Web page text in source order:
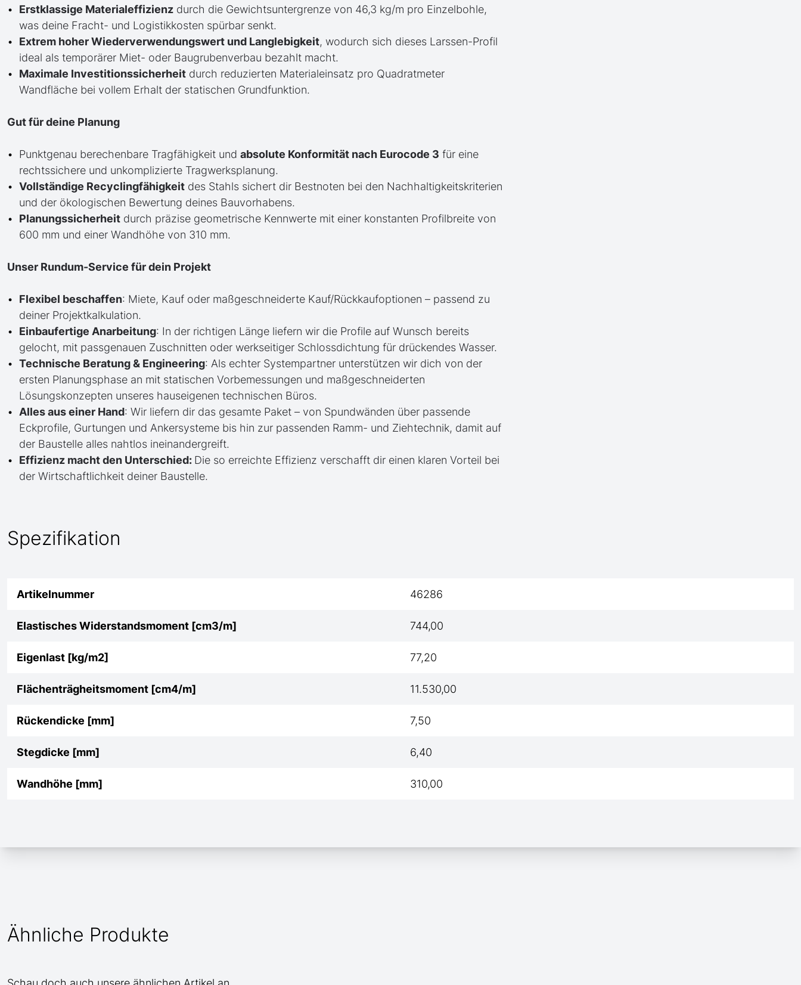
Erstklassige Materialeffizienz durch die Gewichtsuntergrenze von 46,3 kg/m pro Einzelbohle,
was deine Fracht- und Logistikkosten spürbar senkt.
Extrem hoher Wiederverwendungswert und Langlebigkeit, wodurch sich dieses Larssen-Profil
ideal als temporärer Miet- oder Baugrubenverbau bezahlt macht.
Maximale Investitionssicherheit durch reduzierten Materialeinsatz pro Quadratmeter
Wandfläche bei vollem Erhalt der statischen Grundfunktion.
Gut für deine Planung
Punktgenau berechenbare Tragfähigkeit und absolute Konformität nach Eurocode 3 für eine
rechtssichere und unkomplizierte Tragwerksplanung.
Vollständige Recyclingfähigkeit des Stahls sichert dir Bestnoten bei den Nachhaltigkeitskriterien
und der ökologischen Bewertung deines Bauvorhabens.
Planungssicherheit durch präzise geometrische Kennwerte mit einer konstanten Profilbreite von
600 mm und einer Wandhöhe von 310 mm.
Unser Rundum-Service für dein Projekt
Flexibel beschaffen: Miete, Kauf oder maßgeschneiderte Kauf/Rückkaufoptionen – passend zu
deiner Projektkalkulation.
Einbaufertige Anarbeitung: In der richtigen Länge liefern wir die Profile auf Wunsch bereits
gelocht, mit passgenauen Zuschnitten oder werkseitiger Schlossdichtung für drückendes Wasser.
Technische Beratung & Engineering: Als echter Systempartner unterstützen wir dich von der
ersten Planungsphase an mit statischen Vorbemessungen und maßgeschneiderten
Lösungskonzepten unseres hauseigenen technischen Büros.
Alles aus einer Hand: Wir liefern dir das gesamte Paket – von Spundwänden über passende
Eckprofile, Gurtungen und Ankersysteme bis hin zur passenden Ramm- und Ziehtechnik, damit auf
der Baustelle alles nahtlos ineinandergreift.
Effizienz macht den Unterschied: Die so erreichte Effizienz verschafft dir einen klaren Vorteil bei
der Wirtschaftlichkeit deiner Baustelle.
Spezifikation
Artikelnummer 46286
Elastisches Widerstandsmoment [cm3/m] 744,00
Eigenlast [kg/m2] 77,20
Flächenträgheitsmoment [cm4/m] 11.530,00
Rückendicke [mm] 7,50
Stegdicke [mm] 6,40
Wandhöhe [mm] 310,00
Ähnliche Produkte